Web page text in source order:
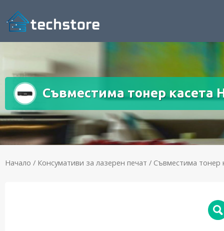
Съвместима тонер касета
Начало / Консумативи за лазерен печат / Съвместима тонер